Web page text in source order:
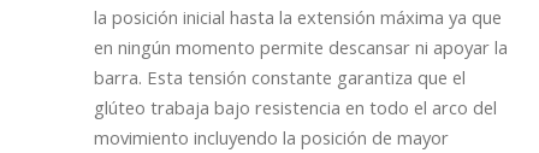
la posición inicial hasta la extensión máxima ya que
en ningún momento permite descansar ni apoyar la
barra. Esta tensión constante garantiza que el
glúteo trabaja bajo resistencia en todo el arco del
movimiento incluyendo la posición de mayor